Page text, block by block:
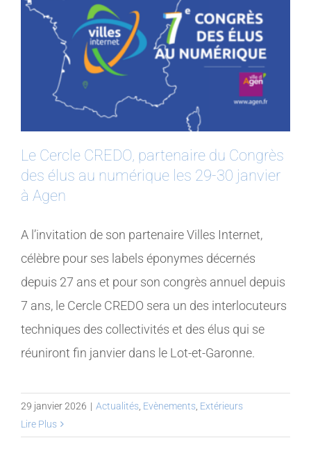
Le Cercle CREDO, partenaire du Congrès
des élus au numérique les 29-30 janvier
à Agen
A l’invitation de son partenaire Villes Internet,
célèbre pour ses labels éponymes décernés
depuis 27 ans et pour son congrès annuel depuis
7 ans, le Cercle CREDO sera un des interlocuteurs
techniques des collectivités et des élus qui se
réuniront fin janvier dans le Lot-et-Garonne.
29 janvier 2026 | Actualités, Evènements, Extérieurs
Lire Plus